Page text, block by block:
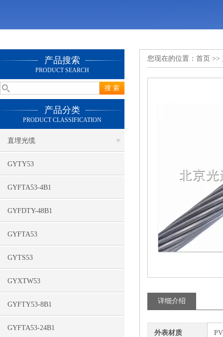
产品搜索
PRODUCT SEARCH
产品分类
PRODUCT CLASSIFICATION
直埋光缆
GYTY53
GYFTA53-4B1
GYFDTY-48B1
GYFTA53
GYTS53
GYXTW53
GYFTY53-8B1
GYFTA53-24B1
您现在的位置： 首页 >>
详细介绍
外表材质